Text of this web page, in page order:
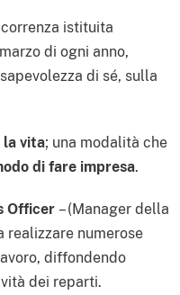
istituita
di ogni anno,
di sé, sulla
la vita; una modalità che
di fare impresa.
Officer – (Manager della
realizzare numerose
diffondendo
dei reparti.